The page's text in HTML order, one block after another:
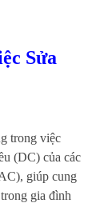
Sửa
trong việc
(DC) của các
giúp cung
gia đình